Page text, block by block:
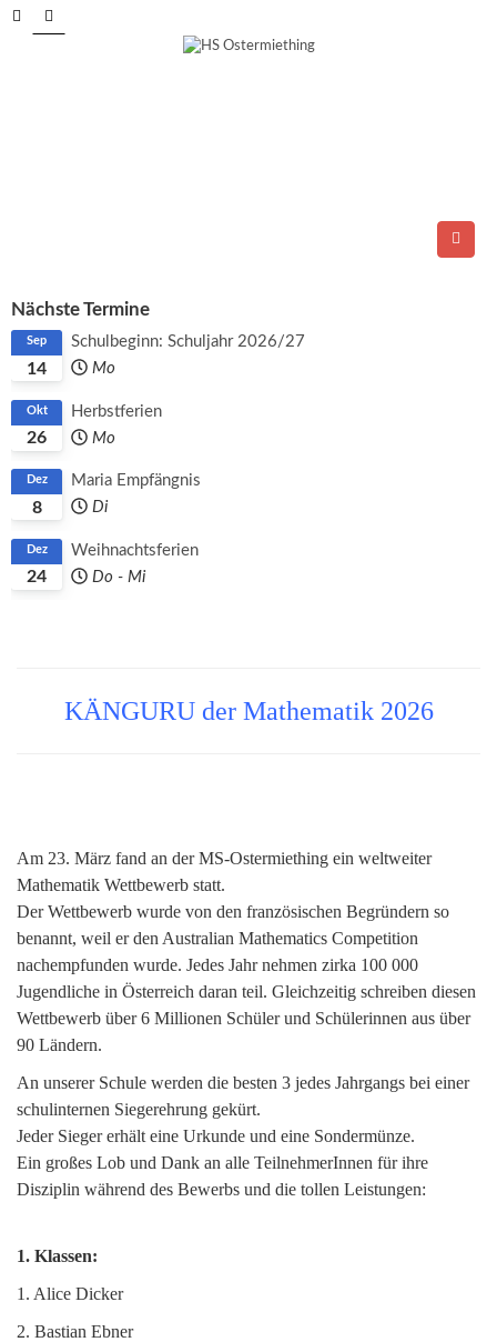
Nächste Termine
14
Sep
Schulbeginn: Schuljahr 2026/27
Mo
26
Okt
Herbstferien
Mo
8
Dez
Maria Empfängnis
Di
24
Dez
Weihnachtsferien
Do - Mi
KÄNGURU der Mathematik 2026
Am 23. März fand an der MS-Ostermiething ein weltweiter
Mathematik Wettbewerb statt.
Der Wettbewerb wurde von den französischen Begründern so
benannt, weil er den Australian Mathematics Competition
nachempfunden wurde. Jedes Jahr nehmen zirka 100 000
Jugendliche in Österreich daran teil. Gleichzeitig schreiben diesen
Wettbewerb über 6 Millionen Schüler und Schülerinnen aus über
90 Ländern.
An unserer Schule werden die besten 3 jedes Jahrgangs bei einer
schulinternen Siegerehrung gekürt.
Jeder Sieger erhält eine Urkunde und eine Sondermünze.
Ein großes Lob und Dank an alle TeilnehmerInnen für ihre
Disziplin während des Bewerbs und die tollen Leistungen:
1. Klassen:
1. Alice Dicker
2. Bastian Ebner